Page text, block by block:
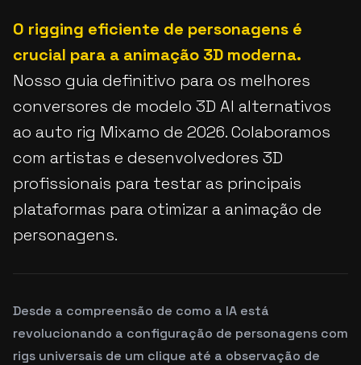
O rigging eficiente de personagens é
crucial para a animação 3D moderna.
Nosso guia definitivo para os melhores
conversores de modelo 3D AI alternativos
ao auto rig Mixamo de 2026. Colaboramos
com artistas e desenvolvedores 3D
profissionais para testar as principais
plataformas para otimizar a animação de
personagens.
Desde a compreensão de como a IA está
revolucionando a configuração de personagens com
rigs universais de um clique até a observação de